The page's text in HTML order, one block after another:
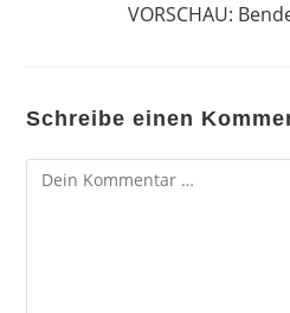
VORSCHAU:
Schreibe einen
Kommentar